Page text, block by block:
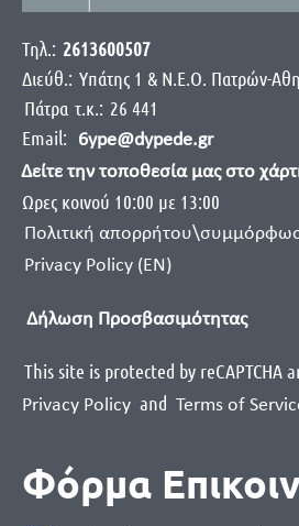
Τηλ.: 2613600507
Διεύθ.: Yπάτης 1 & Ν.Ε.Ο. Πατρών-
Πάτρα τ.κ.: 26 441
Email:
6ype@dypede.gr
Δείτε την τοποθεσία μας στο
Ωρες κοινού 10:00 με 13:00
Πολιτική
Privacy Policy (EN)
Δήλωση Προσβασιμότητας
This site is protected by reCAPTCHA
Privacy Policy and Terms of
Φόρμα